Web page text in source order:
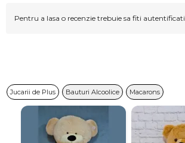
Pentru a lasa o recenzie trebuie sa fiti autentificati
Jucarii de Plus Bauturi Alcoolice Macarons